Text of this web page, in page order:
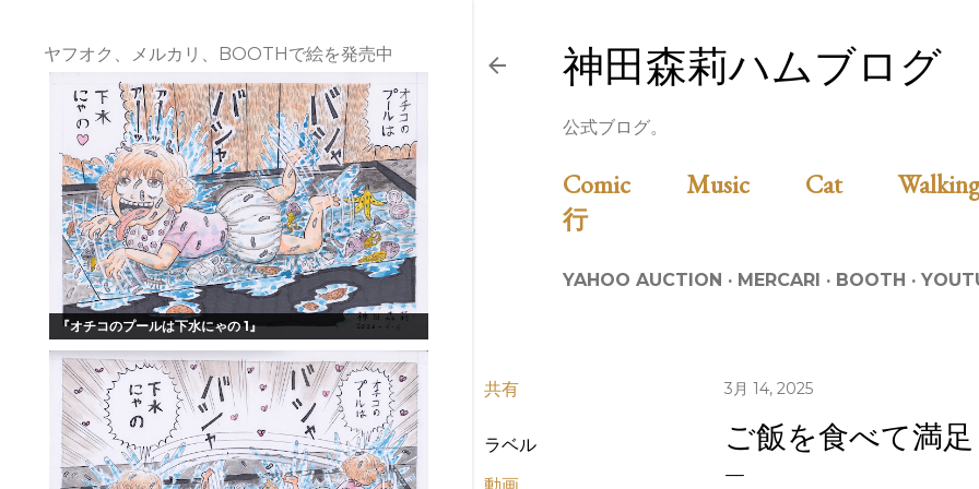
神田森莉ハムブログ
公式ブログ。
Comic Music Cat
行
YAHOO AUCTION MERCARI BOOTH
共有
ラベル
3月 14, 2025
ご飯を食べて満
ヤフオク、メルカリ、BOOTHで絵を発売中
『オチコのプールは下水にゃの 1』